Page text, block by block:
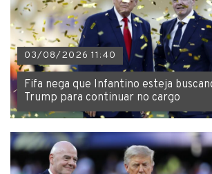
03/08/2026 11:40
Fifa nega que Infantino esteja
Trump para continuar no cargo